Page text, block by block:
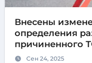
Внесены
определения
Сен 24, 2025